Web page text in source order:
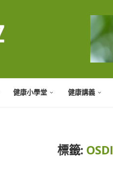
健康小學堂 健康講義
標籤: OSDI